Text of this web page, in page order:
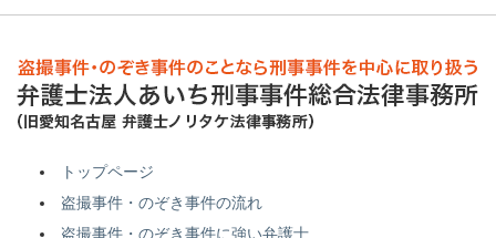
トップページ
盗撮事件・のぞき事件の流れ
盗撮事件・のぞき事件に強い弁護士